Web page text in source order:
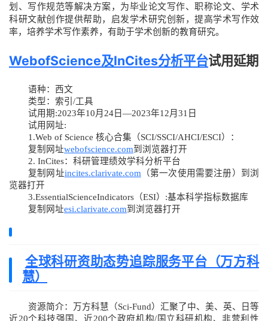
划、写作规范等解决方案，为毕业论文写作、职称论文、学术
科研文献创作提供帮助，启发学术研究创新，提高学术写作效
率，培养学术写作素养，有助于学术创新的教育研究。
WebofScience及InCites分析平台试用延期
语种：西文
类型：索引/工具
试用期:2023年10月24日—2023年12月31日
试用网址:
1.Web of Science 核心合集（SCI/SSCI/AHCI/ESCI）：
复制网址webofscience.com到浏览器打开
2. InCites：科研管理绩效学科分析平台
复制网址incites.clarivate.com （第一次使用需要注册）到浏
览器打开
3.EssentialScienceIndicators（ESI）:基本科学指标数据库
复制网址esi.clarivate.com到浏览器打开
全球科研资助态势追踪服务平台（万方科
慧）
资源简介：万方科慧（Sci-Fund）汇聚了中、美、英、日等
近20个科技强国、近200个政府机构/国立科研机构、非营利性